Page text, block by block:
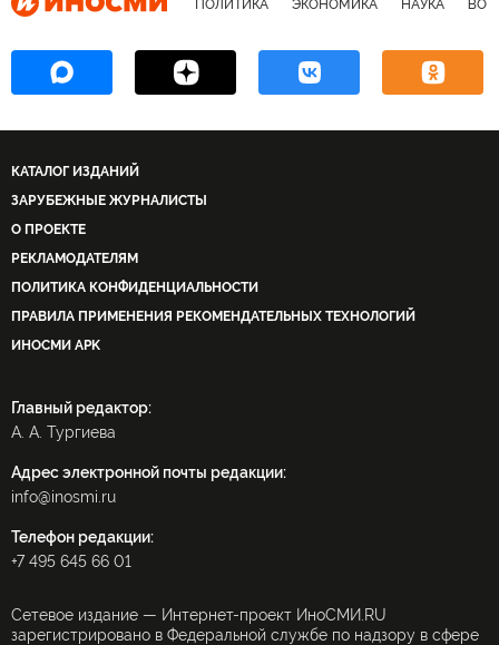
ПОЛИТИКА ЭКОНОМИКА НАУКА
КАТАЛОГ ИЗДАНИЙ
ЗАРУБЕЖНЫЕ ЖУРНАЛИСТЫ
О ПРОЕКТЕ
РЕКЛАМОДАТЕЛЯМ
ПОЛИТИКА КОНФИДЕНЦИАЛЬНОСТИ
ПРАВИЛА ПРИМЕНЕНИЯ РЕКОМЕНДАТЕЛЬНЫХ ТЕХНОЛОГИЙ
ИНОСМИ APK
Главный редактор:
А. А. Тургиева
Адрес электронной почты редакции:
info@inosmi.ru
Телефон редакции:
+7 495 645 66 01
Сетевое издание — Интернет-проект ИноСМИ.RU
зарегистрировано в Федеральной службе по надзору в сфере